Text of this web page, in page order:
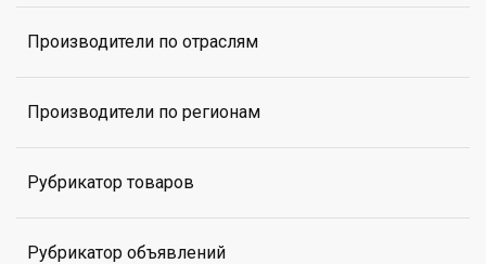
Производители по отраслям
Производители по регионам
Рубрикатор товаров
Рубрикатор объявлений